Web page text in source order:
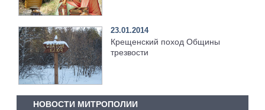
23.01.2014
Крещенский поход Общины
трезвости
НОВОСТИ МИТРОПОЛИИ